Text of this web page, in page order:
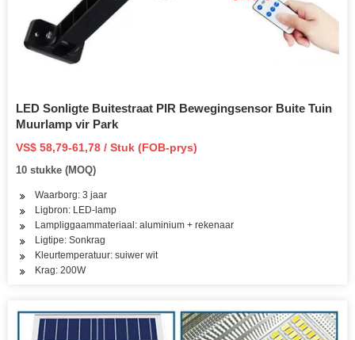
LED Sonligte Buitestraat PIR Bewegingsensor Buite Tuin
Muurlamp vir Park
VS$ 58,79-61,78 / Stuk (FOB-prys)
10 stukke (MOQ)
Waarborg: 3 jaar
Ligbron: LED-lamp
Lampliggaammateriaal: aluminium + rekenaar
Ligtipe: Sonkrag
Kleurtemperatuur: suiwer wit
Krag: 200W